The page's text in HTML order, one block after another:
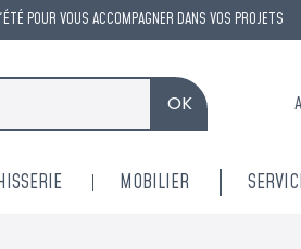
POUR VOUS ACCOMPAGNER DANS VOS PROJETS
OK
MOBILIER